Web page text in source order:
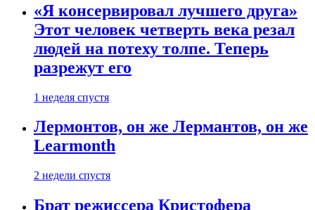
«Я консервировал лучшего друга»
Этот человек четверть века резал
людей на потеху толпе. Теперь
разрежут его
1 неделя спустя
Лермонтов, он же Лермантов, он же
Learmonth
2 недели спустя
Брат режиссера Кристофера